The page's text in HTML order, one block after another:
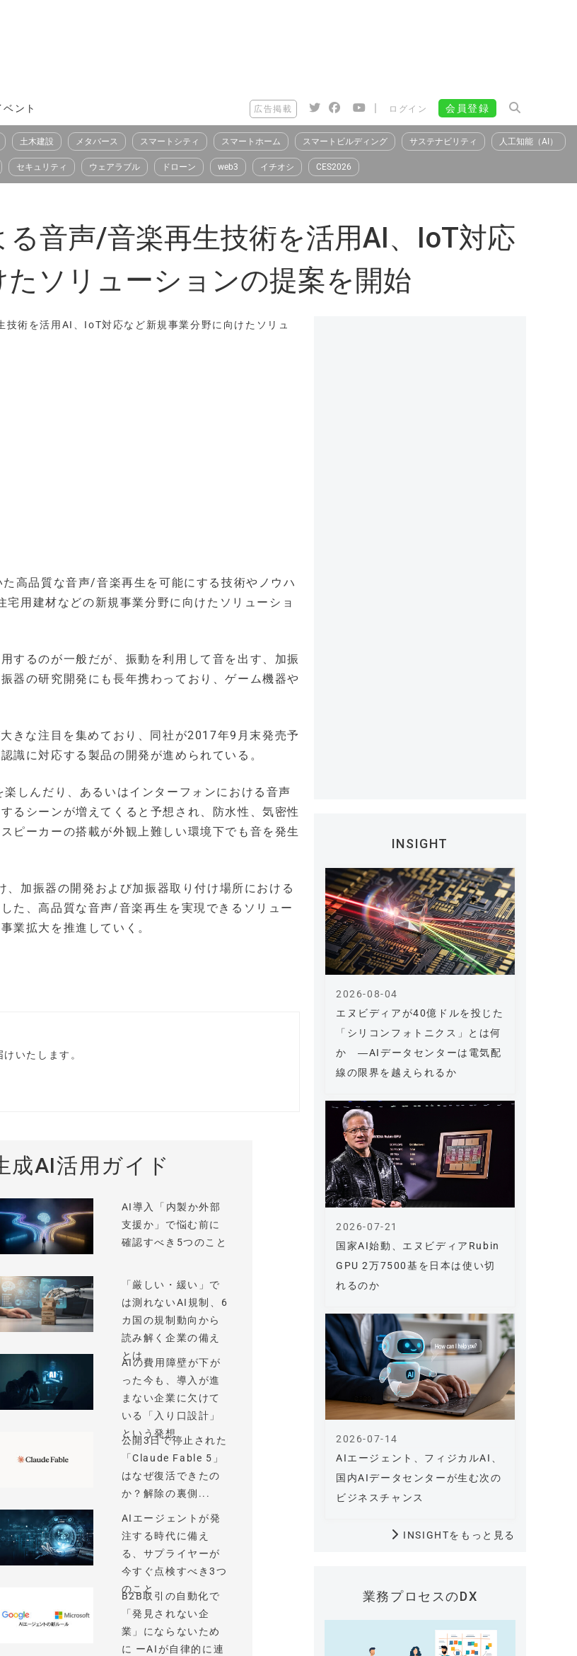
ベント 広告掲載 | ログイン 会員登録
土木建設 メタバース スマートシティ スマートホーム スマートビルディング サステナビリティ 人工知能（AI）
セキュリティ ウェアラブル ドローン web3 イチオシ CES2026
音声/音楽再生技術を活用AI、IoT対応
ソリューションの提案を開始
術を活用AI、IoT対応など新規事業分野に向けたソリュ
高品質な音声/音楽再生を可能にする技術やノウハ
用建材などの新規事業分野に向けたソリューショ
するのが一般だが、振動を利用して音を出す、加振
器の研究開発にも長年携わっており、ゲーム機器や
きな注目を集めており、同社が2017年9月末発売予
識に対応する製品の開発が進められている。
しんだり、あるいはインターフォンにおける音声
るシーンが増えてくると予想され、防水性、気密性
ピーカーの搭載が外観上難しい環境下でも音を発生
加振器の開発および加振器取り付け場所における
た、高品質な音声/音楽再生を実現できるソリュー
業拡大を推進していく。
いたします。
成AI活用ガイド
AI導入「内製か外部
支援か」で悩む前に
確認すべき5つのこと
「厳しい・緩い」で
は測れないAI規制、6
カ国の規制動向から
読み解く企業の備え
とは
AIの費用障壁が下が
った今も、導入が進
まない企業に欠けて
いる「入り口設計」
という発想
公開3日で停止された
「Claude Fable 5」
はなぜ復活できたの
か？解除の裏側...
AIエージェントが発
注する時代に備え
る、サプライヤーが
今すぐ点検すべき3つ
のこと
B2B取引の自動化で
「発見されない企
業」にならないため
に ーAIが自律的に連
INSIGHT
エヌビディアが40億ドルを投じた
「シリコンフォトニクス」とは何
か ―AIデータセンターは電気配
線の限界を越えられるか
2026-08-04
国家AI始動、エヌビディアRubin
GPU 2万7500基を日本は使い切
れるのか
2026-07-21
AIエージェント、フィジカルAI、
国内AIデータセンターが生む次の
ビジネスチャンス
2026-07-14
INSIGHTをもっと見る
業務プロセスのDX